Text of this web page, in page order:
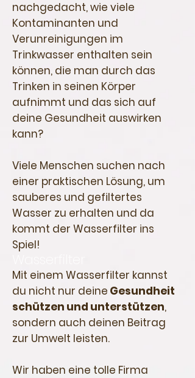
nachgedacht, wie viele
Kontaminanten und
Verunreinigungen im
Trinkwasser enthalten sein
können, die man durch das
Trinken in seinen Körper
aufnimmt und das sich auf
deine Gesundheit auswirken
kann?
Viele Menschen suchen nach
einer praktischen Lösung, um
sauberes und gefiltertes
Wasser zu erhalten und da
kommt der Wasserfilter ins
Spiel!
Mit einem Wasserfilter kannst
du nicht nur deine Gesundheit
schützen und unterstützen,
sondern auch deinen Beitrag
zur Umwelt leisten.
Wir haben eine tolle Firma